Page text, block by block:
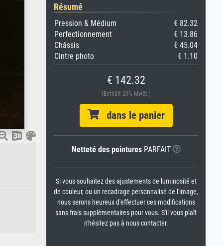
Résumé
Pression & Médium
€ 82.32
Perfectionnement
€ 13.86
Châssis
€ 45.04
Cintre photo
€ 1.10
€ 142.32
(Enthält 20% MwSt.)
dans le panier
Netteté des peinturesPARFAIT
Si vous souhaitez des ajustements de luminosité et
de couleur, ou un recadrage personnalisé de l'image,
nous serons heureux d'effectuer ces modifications
sans frais supplémentaires pour vous. S'il vous plaît
n'hésitez pas à nous contacter.